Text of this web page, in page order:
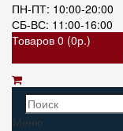
ПН-ПТ: 10:00-20:00
СБ-ВС: 11:00-16:00
Товаров 0 (0р.)
Меню